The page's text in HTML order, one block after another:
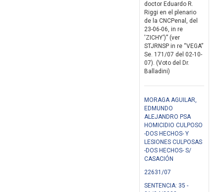
doctor Eduardo R.
Riggi en el plenario
de la CNCPenal, del
23-06-06, in re
'ZICHY')” (ver
STJRNSP in re “VEGA”
Se. 171/07 del 02-10-
07). (Voto del Dr.
Balladini)
MORAGA AGUILAR,
EDMUNDO
ALEJANDRO PSA
HOMICIDIO CULPOSO
-DOS HECHOS- Y
LESIONES CULPOSAS
-DOS HECHOS- S/
CASACIÓN
22631/07
SENTENCIA: 35 -